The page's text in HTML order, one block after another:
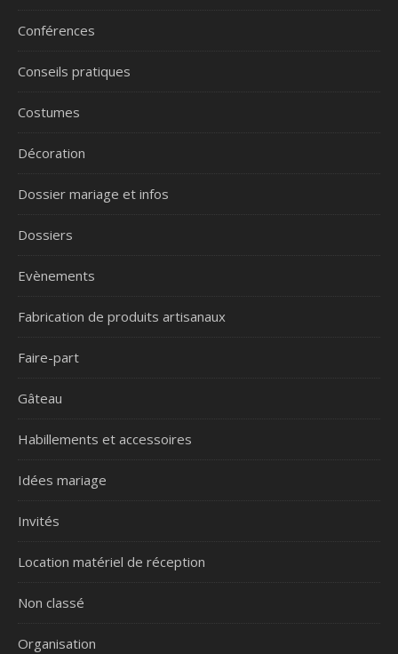
Conférences
Conseils pratiques
Costumes
Décoration
Dossier mariage et infos
Dossiers
Evènements
Fabrication de produits artisanaux
Faire-part
Gâteau
Habillements et accessoires
Idées mariage
Invités
Location matériel de réception
Non classé
Organisation